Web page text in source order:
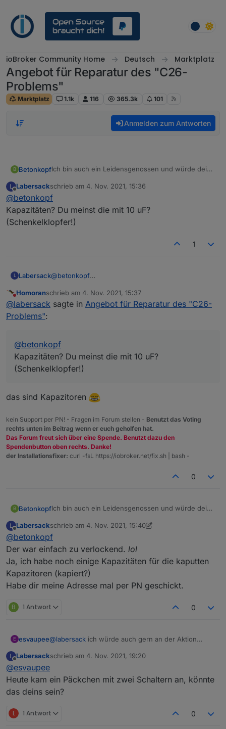
ioBroker Community Home Deutsch Marktplatz
Angebot für Reparatur des "C26-
Problems"
Marktplatz 1.1k 116 365.3k 101
Anmelden zum Antworten
B BetonkopfIch bin auch ein Leidensgenossen und würde deine
Kapazitäten?
Gruß Erik
L
Offline
Labersackschrieb am 4. Nov. 2021, 15:36
zuletzt editiert von
@betonkopf
Kapazitäten? Du meinst die mit 10 uF?
(Schenkelklopfer!)
1
L Labersack@betonkopf
(Schenkelklopfer!)
Nicht stören
Homoranschrieb am 4. Nov. 2021, 15:37
zuletzt editiert von
@labersack sagte in Angebot für Reparatur des "C26-
Problems":
@betonkopf
Kapazitäten? Du meinst die mit 10 uF?
(Schenkelklopfer!)
das sind Kapazitoren
kein Support per PN! - Fragen im Forum stellen - Benutzt das Voting
rechts unten im Beitrag wenn er euch geholfen hat.
Das Forum freut sich über eine Spende. Benutzt dazu den
Spendenbutton oben rechts. Danke!
der Installationsfixer: curl -fsL https://iobroker.net/fix.sh | bash -
0
B BetonkopfIch bin auch ein Leidensgenossen und würde deine
Kapazitäten?
Gruß Erik
L
Offline
Labersackschrieb am 4. Nov. 2021, 15:40
zuletzt editiert von Labersack11. Apr. 2021, 16:42
@betonkopf
Der war einfach zu verlockend. lol
Ja, ich habe noch einige Kapazitäten für die kaputten
Kapazitoren (kapiert?)
Habe dir meine Adresse mal per PN geschickt.
B 1 Antwort 0
E esvaupee@labersack
Rolladen-Aktoren zusenden wenn Du noch
Kapzitäten hast :-)
L Labersackschrieb am 4. Nov. 2021, 19:20
zuletzt editiert von
@esvaupee
Heute kam ein Päckchen mit zwei Schaltern an, könnte
das deins sein?
L 1 Antwort 0